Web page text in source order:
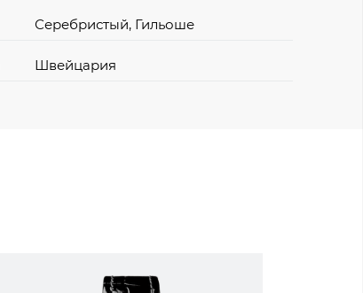
Серебристый, Гильоше
Швейцария